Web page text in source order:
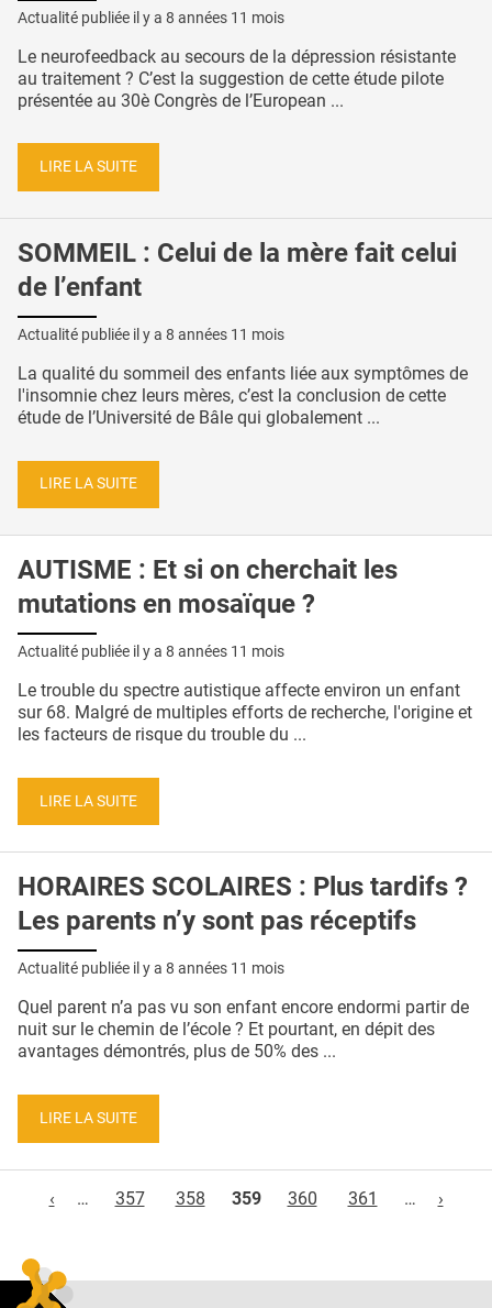
Actualité publiée il y a 8 années 11 mois
Le neurofeedback au secours de la dépression résistante
au traitement ? C’est la suggestion de cette étude pilote
présentée au 30è Congrès de l’European ...
LIRE LA SUITE
SOMMEIL : Celui de la mère fait celui
de l’enfant
Actualité publiée il y a 8 années 11 mois
La qualité du sommeil des enfants liée aux symptômes de
l'insomnie chez leurs mères, c’est la conclusion de cette
étude de l’Université de Bâle qui globalement ...
LIRE LA SUITE
AUTISME : Et si on cherchait les
mutations en mosaïque ?
Actualité publiée il y a 8 années 11 mois
Le trouble du spectre autistique affecte environ un enfant
sur 68. Malgré de multiples efforts de recherche, l'origine et
les facteurs de risque du trouble du ...
LIRE LA SUITE
HORAIRES SCOLAIRES : Plus tardifs ?
Les parents n’y sont pas réceptifs
Actualité publiée il y a 8 années 11 mois
Quel parent n’a pas vu son enfant encore endormi partir de
nuit sur le chemin de l’école ? Et pourtant, en dépit des
avantages démontrés, plus de 50% des ...
LIRE LA SUITE
‹
… 357 358 359 360 361 … ›